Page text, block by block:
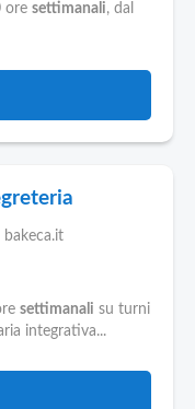
ore settimanali, dal
bakeca.it
settimanali su turni
integrativa...